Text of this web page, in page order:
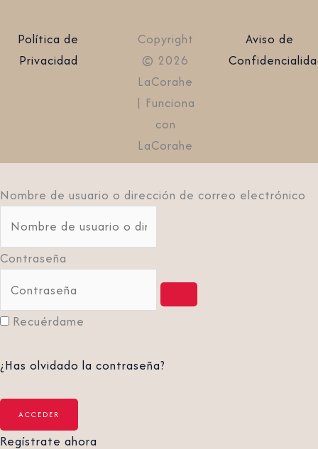
Política de
Privacidad
Copyright
© 2026
LaCorahe
| Funciona
con
LaCorahe
Aviso de
Nombre de usuario o dirección de correo electrónico
Contraseña
Recuérdame
¿Has olvidado la contraseña?
Regístrate ahora